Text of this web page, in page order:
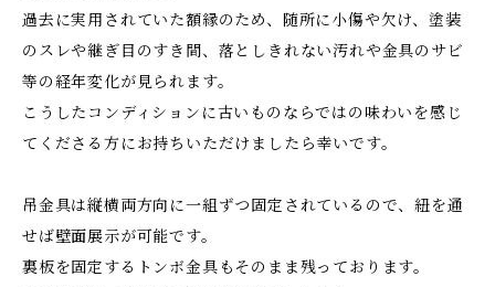
過去に実用されていた額縁のため、随所に小傷や欠け、塗装
のスレや継ぎ目のすき間、落としきれない汚れや金具のサビ
等の経年変化が見られます。
こうしたコンディションに古いものならではの味わいを感じ
てくださる方にお持ちいただけましたら幸いです。
吊金具は縦横両方向に一組ずつ固定されているので、紐を通
せば壁面展示が可能です。
裏板を固定するトンボ金具もそのまま残っております。